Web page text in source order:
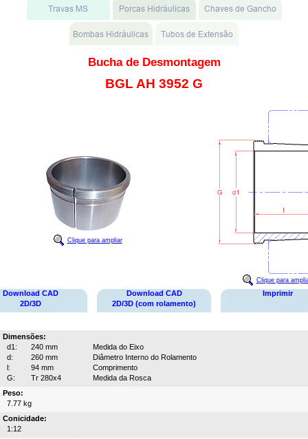
Bucha de Desmontagem
BGL AH 3952 G
Clique para ampliar
Clique para
Download CAD
2D/3D
Download CAD
2D/3D (com rolamento)
Imprimir
Dimensões:
d1:
240 mm
Medida do Eixo
d:
260 mm
Diâmetro Interno do Rolamento
l:
94 mm
Comprimento
G:
Tr 280x4
Medida da Rosca
Peso:
7.77 kg
Conicidade:
1:12